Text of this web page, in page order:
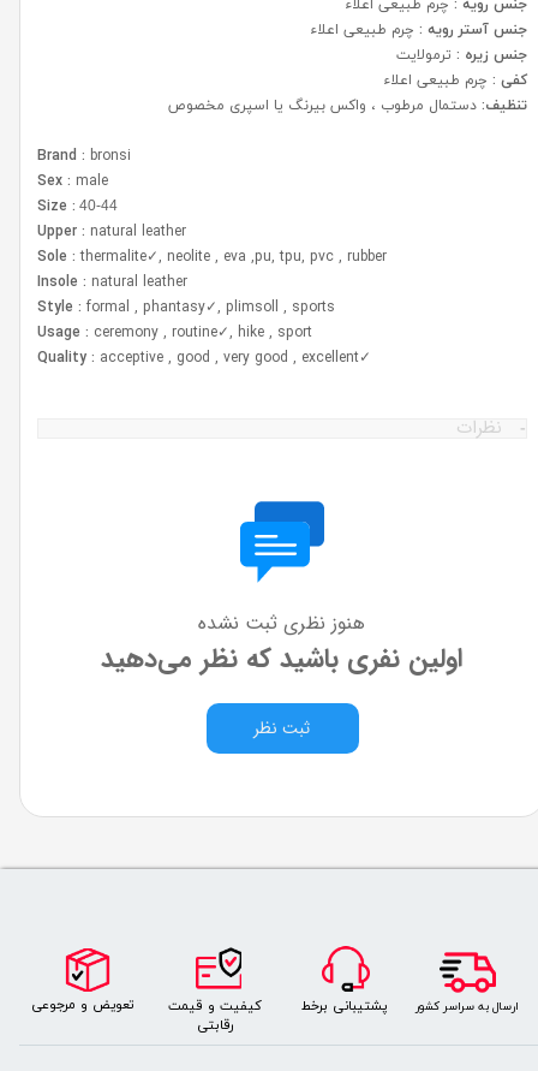
جنس آستر رویه : چرم طبیعی اعلاء
جنس زیره : ترمولایت
کفی : چرم طبیعی اعلاء
تنظیف:دستمال مرطوب ، واکس بیرنگ یا اسپری مخصوص
Brand : bronsi
Sex : male
Size : 40-44
Upper : natural leather
Sole :thermalite✓, neolite , eva ,pu, tpu, pvc , rubber
Insole : natural leather
Style : formal , phantasy✓, plimsoll , sports
Usage : ceremony , routine✓, hike , sport
✓
Quality : acceptive , good , very good , excellent
نظرات
هنوز نظری ثبت نشده
اولین نفری باشید که نظر می‌دهید
ثبت نظر
​ارسال به سراسر کشور پشتیبانی برخط
کیفیت و قیمت
رقابتی
​​​تعویض و مرجوعی